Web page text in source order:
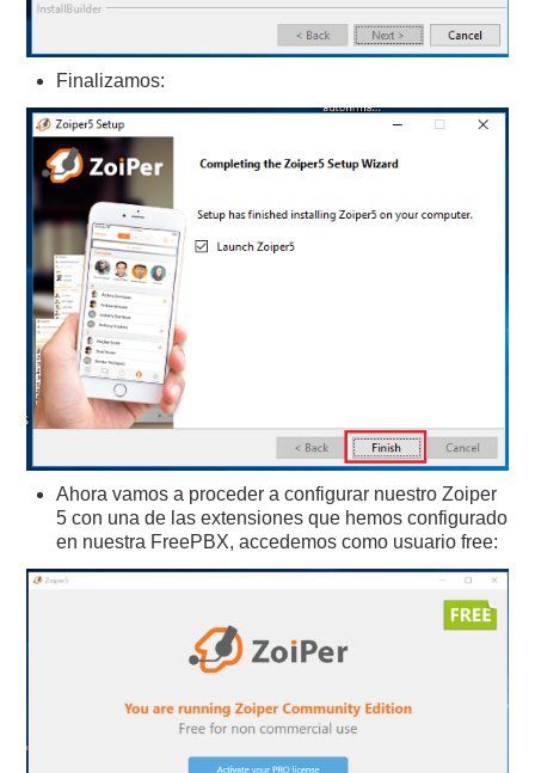
Finalizamos:
Ahora vamos a proceder a configurar nuestro Zoiper
5 con una de las extensiones que hemos configurado
en nuestra FreePBX, accedemos como usuario free: